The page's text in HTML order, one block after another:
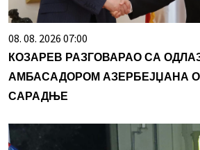
08. 08. 2026 07:00
КОЗАРЕВ РАЗГОВАРАО СА
АМБАСАДОРОМ АЗЕРБЕЈЏАНА
САРАДЊЕ